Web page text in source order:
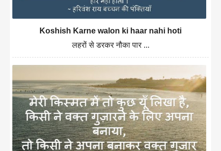
Koshish Karne walon ki haar nahi hoti
लहरों से डरकर नौका पार ...